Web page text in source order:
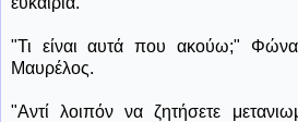
"Τι είναι αυτά που ακούω;"
Μαυρέλος.
"Αντί λοιπόν να ζητήσετε